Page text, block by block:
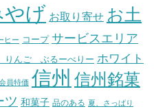
やげ お取り寄せ お土
ヒー コープ サービスエリア
んご ぶるーべりー ホワイト
員特価 信州 信州銘菓
ツ 和菓子 品のある 夏、さっぱり